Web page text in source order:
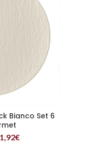
Bianco Set 6
€